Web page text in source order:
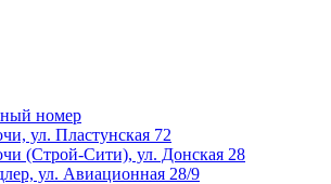
номер
ул. Пластунская 72
(Строй-Сити), ул. Донская 28
ул. Авиационная 28/9